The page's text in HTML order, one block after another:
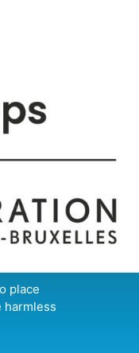
place
harmless